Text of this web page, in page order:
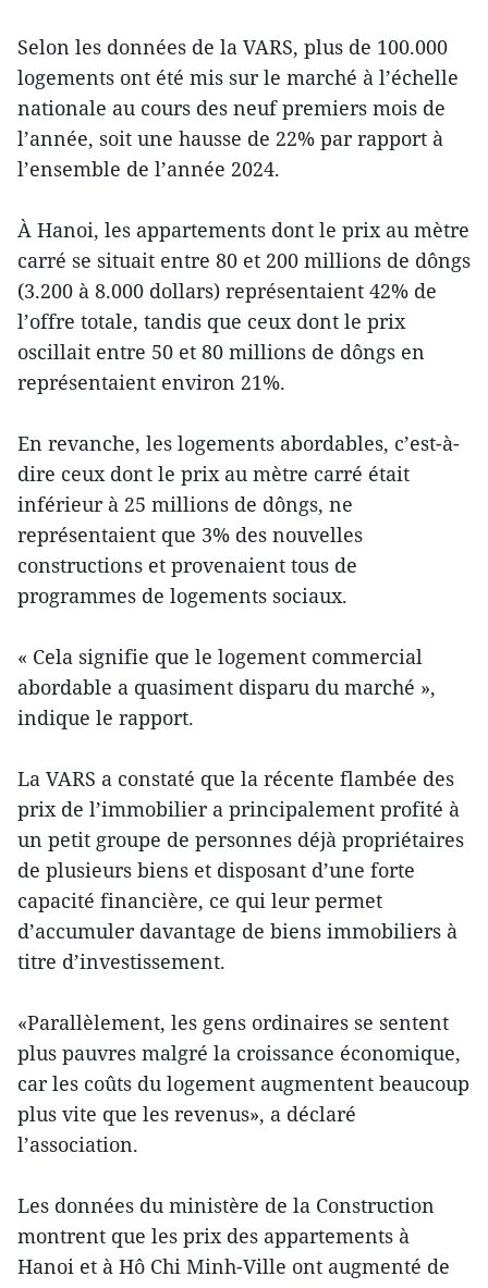
Selon les données de la VARS, plus de 100.000
logements ont été mis sur le marché à l’échelle
nationale au cours des neuf premiers mois de
l’année, soit une hausse de 22% par rapport à
l’ensemble de l’année 2024.
À Hanoi, les appartements dont le prix au mètre
carré se situait entre 80 et 200 millions de dôngs
(3.200 à 8.000 dollars) représentaient 42% de
l’offre totale, tandis que ceux dont le prix
oscillait entre 50 et 80 millions de dôngs en
représentaient environ 21%.
En revanche, les logements abordables, c’est-à-
dire ceux dont le prix au mètre carré était
inférieur à 25 millions de dôngs, ne
représentaient que 3% des nouvelles
constructions et provenaient tous de
programmes de logements sociaux.
« Cela signifie que le logement commercial
abordable a quasiment disparu du marché »,
indique le rapport.
La VARS a constaté que la récente flambée des
prix de l’immobilier a principalement profité à
un petit groupe de personnes déjà propriétaires
de plusieurs biens et disposant d’une forte
capacité financière, ce qui leur permet
d’accumuler davantage de biens immobiliers à
titre d’investissement.
«Parallèlement, les gens ordinaires se sentent
plus pauvres malgré la croissance économique,
car les coûts du logement augmentent beaucoup
plus vite que les revenus», a déclaré
l’association.
Les données du ministère de la Construction
montrent que les prix des appartements à
Hanoi et à Hô Chi Minh-Ville ont augmenté de